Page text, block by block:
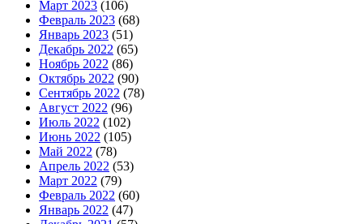
Март 2023 (106)
Февраль 2023 (68)
Январь 2023 (51)
Декабрь 2022 (65)
Ноябрь 2022 (86)
Октябрь 2022 (90)
Сентябрь 2022 (78)
Август 2022 (96)
Июль 2022 (102)
Июнь 2022 (105)
Май 2022 (78)
Апрель 2022 (53)
Март 2022 (79)
Февраль 2022 (60)
Январь 2022 (47)